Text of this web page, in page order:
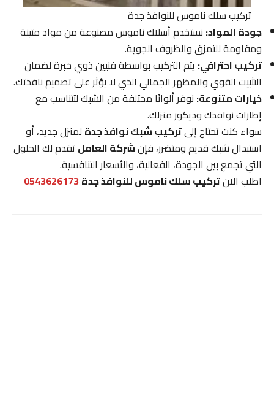
تركيب سلك ناموس للنوافذ جدة
جودة المواد:نستخدم أسلاك ناموس مصنوعة من مواد متينة
ومقاومة للتمزق والظروف الجوية.
تركيب احترافي:يتم التركيب بواسطة فنيين ذوي خبرة لضمان
التثبيت القوي والمظهر الجمالي الذي لا يؤثر على تصميم نافذتك.
خيارات متنوعة:نوفر ألوانًا مختلفة من الشبك لتتناسب مع
إطارات نوافذك وديكور منزلك.
سواء كنت تحتاج إلىتركيب شبك نوافذ جدةلمنزل جديد، أو
استبدال شبك قديم ومتضرر، فإنشركة العاملتقدم لك الحلول
التي تجمع بين الجودة، الفعالية، والأسعار التنافسية.
اطلب الانتركيب سلك ناموس للنوافذ جدة0543626173